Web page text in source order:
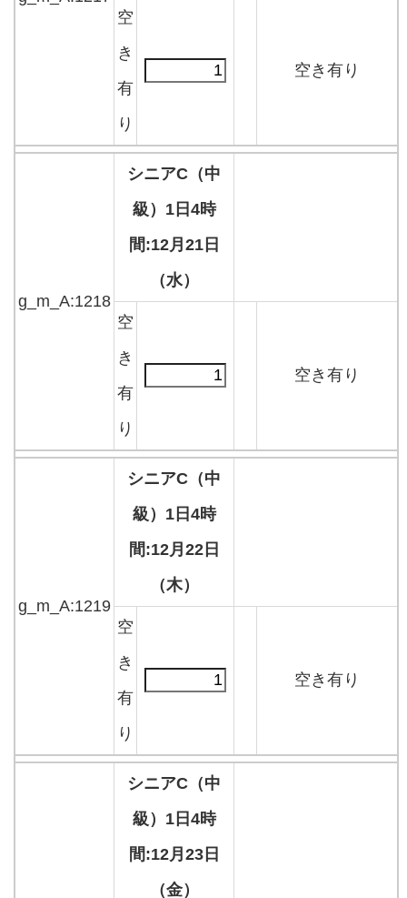
空
き
有
り
空き有り
g_m_A:1218
シニアC（中
級）1日4時
間:12月21日
（水）
空
き
有
り
空き有り
g_m_A:1219
シニアC（中
級）1日4時
間:12月22日
（木）
空
き
有
り
空き有り
シニアC（中
級）1日4時
間:12月23日
（金）